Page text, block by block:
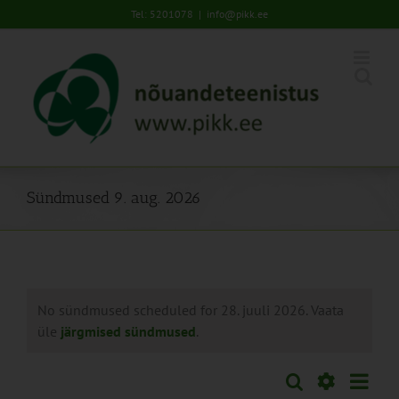
to
Tel: 5201078 | info@pikk.ee
Sündmused 9. aug. 2026
No sündmused scheduled for 28. juuli 2026. Vaata
üle järgmised sündmused
Sündmused
Otsi Päev